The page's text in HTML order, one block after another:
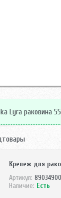
Lyra раковина
Крепеж для
Артикул:
Наличие: Есть